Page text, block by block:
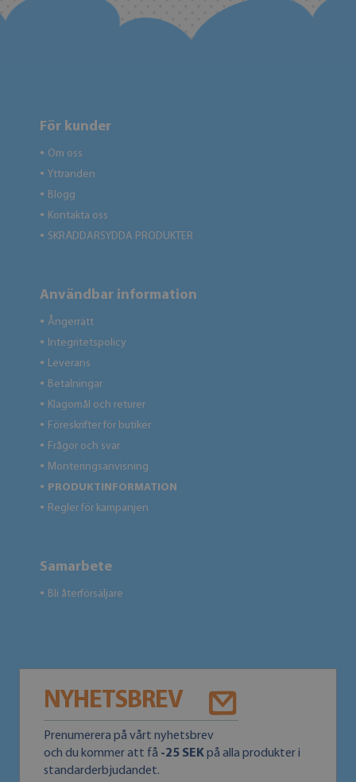
För kunder
● Om oss
● Yttranden
● Blogg
● Kontakta oss
● SKRÄDDARSYDDA PRODUKTER
Användbar information
● Ångerrätt
● Integritetspolicy
● Leverans
● Betalningar
● Klagomål och returer
● Föreskrifter för butiker
● Frågor och svar
● Monteringsanvisning
● PRODUKTINFORMATION
● Regler för kampanjen
Samarbete
● Bli återförsäljare
NYHETSBREV
Prenumerera på vårt nyhetsbrev
och du kommer att få -25 SEKpå alla produkter i
standarderbjudandet.